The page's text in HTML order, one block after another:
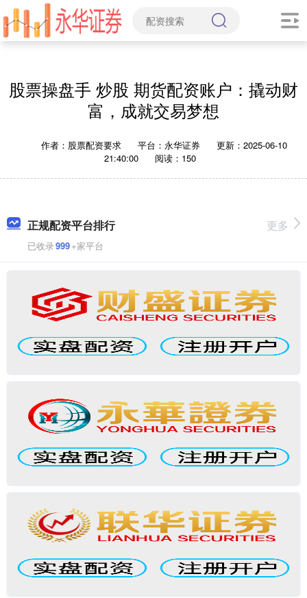
股票操盘手 炒股 期货配资账户：撬动财
富，成就交易梦想
作者：股票配资要求 平台：永华证券
更新：2025-06-10
21:40:00
阅读：150
正规配资平台排行
已收录999+家平台
更多